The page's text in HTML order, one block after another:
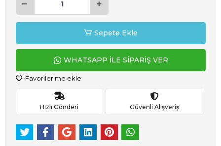
Sepete Ekle
WHATSAPP İLE SİPARİŞ VER
Favorilerime ekle
Hızlı Gönderi Güvenli Alışveriş